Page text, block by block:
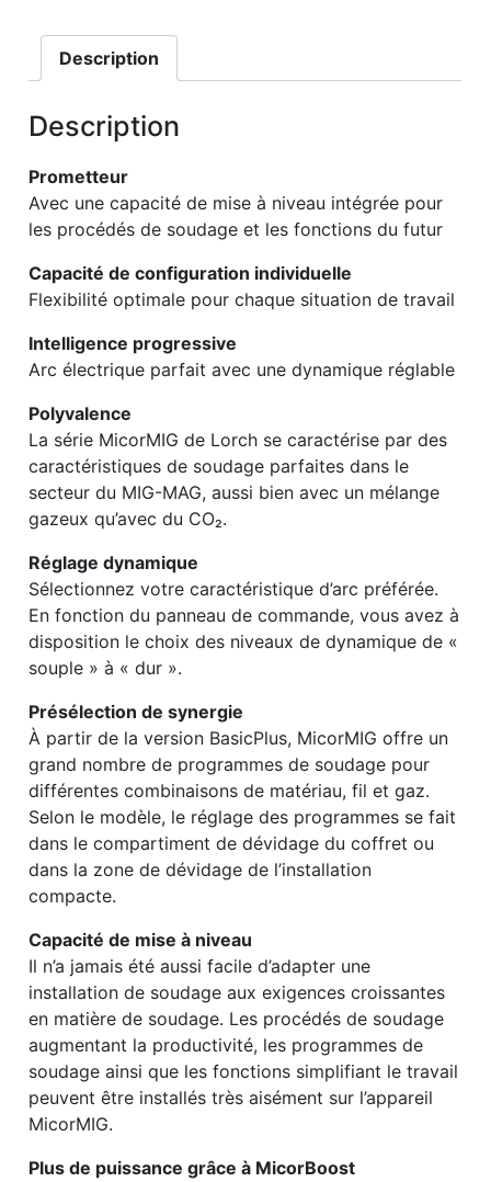
Description
Description
Prometteur
Avec une capacité de mise à niveau intégrée pour
les procédés de soudage et les fonctions du futur
Capacité de configuration individuelle
Flexibilité optimale pour chaque situation de travail
Intelligence progressive
Arc électrique parfait avec une dynamique réglable
Polyvalence
La série MicorMIG de Lorch se caractérise par des
caractéristiques de soudage parfaites dans le
secteur du MIG-MAG, aussi bien avec un mélange
gazeux qu’avec du CO₂.
Réglage dynamique
Sélectionnez votre caractéristique d’arc préférée.
En fonction du panneau de commande, vous avez à
disposition le choix des niveaux de dynamique de «
souple » à « dur ».
Présélection de synergie
À partir de la version BasicPlus, MicorMIG offre un
grand nombre de programmes de soudage pour
différentes combinaisons de matériau, fil et gaz.
Selon le modèle, le réglage des programmes se fait
dans le compartiment de ­dévidage du coffret ou
dans la zone de dévidage de l’installation
compacte.
Capacité de mise à niveau
Il n’a jamais été aussi facile d’adapter une
installation de soudage aux exigences croissantes
en matière de soudage. Les procédés de soudage
augmentant la productivité, les programmes de
soudage ainsi que les fonctions simplifiant le travail
peuvent être installés très aisément sur l’appareil
MicorMIG.
Plus de puissance grâce à MicorBoost